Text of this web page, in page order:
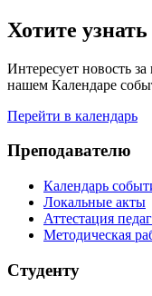
Хотите
Интересует новость
нашем Календаре
Перейти в календарь
Преподавателю
Календарь
Локальные акты
Аттестация
Методическая
Студенту